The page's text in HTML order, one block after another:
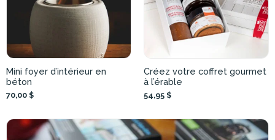
Mini foyer d’intérieur en
béton
70,00 $
Créez votre coffret gourmet
à l’érable
54,95 $